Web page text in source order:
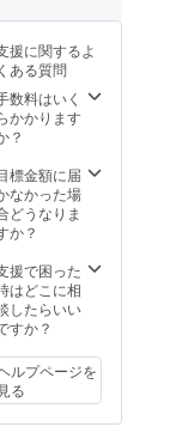
頂いた
撮影は
2017年
7月から
9月まで
の間の
度で行
いま
す。本
人のイ
ダウン
になる
ものは
NGとさ
き、折
り合い
が付か
なかっ
援に関するよ
くある質問
数料はいく
かかります
？
標金額に届
なかった場
どうなりま
か？
援で困った
はどこに相
したらいい
すか？
ルプページを
見る